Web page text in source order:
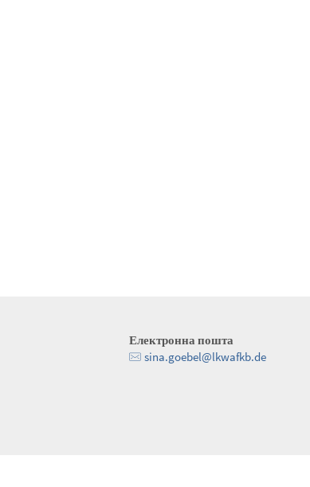
Електронна пошта
sina.goebel@lkwafkb.de